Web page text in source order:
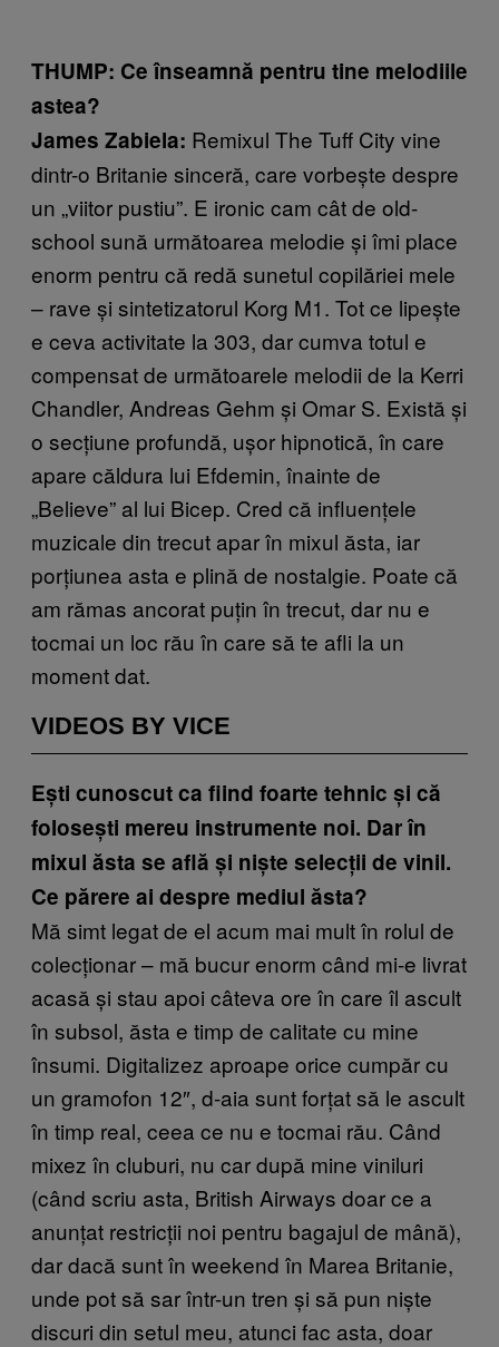
THUMP: Ce înseamnă pentru tine melodiile
astea?
James Zabiela: Remixul The Tuff City vine
dintr-o Britanie sinceră, care vorbește despre
un „viitor pustiu”. E ironic cam cât de old-
school sună următoarea melodie și îmi place
enorm pentru că redă sunetul copilăriei mele
– rave și sintetizatorul Korg M1. Tot ce lipește
e ceva activitate la 303, dar cumva totul e
compensat de următoarele melodii de la Kerri
Chandler, Andreas Gehm și Omar S. Există și
o secțiune profundă, ușor hipnotică, în care
apare căldura lui Efdemin, înainte de
„Believe” al lui Bicep. Cred că influențele
muzicale din trecut apar în mixul ăsta, iar
porțiunea asta e plină de nostalgie. Poate că
am rămas ancorat puțin în trecut, dar nu e
tocmai un loc rău în care să te afli la un
moment dat.
VIDEOS BY VICE
Ești cunoscut ca fiind foarte tehnic și că
folosești mereu instrumente noi. Dar în
mixul ăsta se află și niște selecții de vinil.
Ce părere ai despre mediul ăsta?
Mă simt legat de el acum mai mult în rolul de
colecționar – mă bucur enorm când mi-e livrat
acasă și stau apoi câteva ore în care îl ascult
în subsol, ăsta e timp de calitate cu mine
însumi. Digitalizez aproape orice cumpăr cu
un gramofon 12″, d-aia sunt forțat să le ascult
în timp real, ceea ce nu e tocmai rău. Când
mixez în cluburi, nu car după mine viniluri
(când scriu asta, British Airways doar ce a
anunțat restricții noi pentru bagajul de mână),
dar dacă sunt în weekend în Marea Britanie,
unde pot să sar într-un tren și să pun niște
discuri din setul meu, atunci fac asta, doar